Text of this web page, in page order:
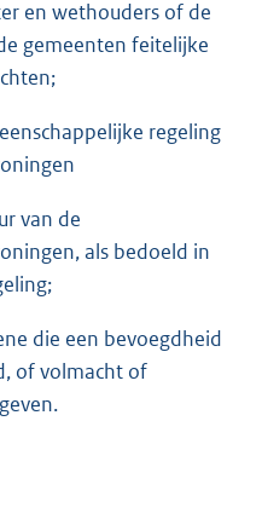
en wethouders of de
gemeenten feitelijke
regeling
van de
als bedoeld in
die een bevoegdheid
of volmacht of